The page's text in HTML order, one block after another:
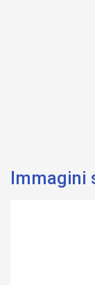
Immagini